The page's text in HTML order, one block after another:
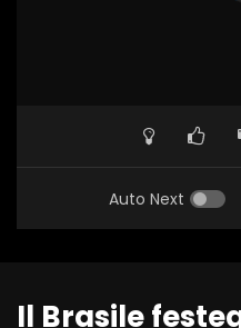
Auto Next
Il Brasile